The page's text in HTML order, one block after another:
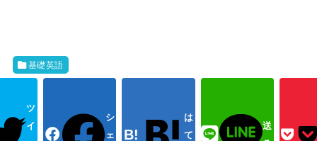
基礎英語
ツ
イ
シ
ェ
は
て
送